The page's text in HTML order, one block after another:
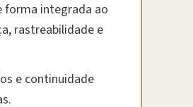
forma integrada ao
rastreabilidade e
e continuidade